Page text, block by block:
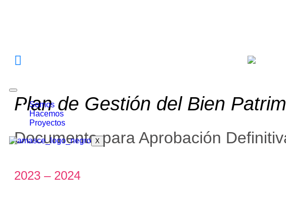
Somos
Hacemos
Proyectos
X
Plan de Gestión del Bien
Documento para Aprobación
2023 – 2024